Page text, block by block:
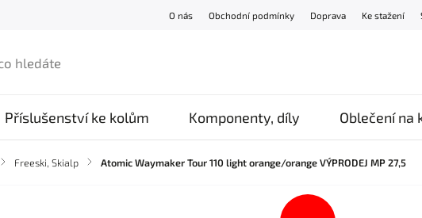
O nás Obchodní podmínky Doprava Ke stažení
Příslušenství ke kolům Komponenty, díly Oblečení na
/ Freeski, Skialp / Atomic Waymaker Tour 110 light orange/orange VÝPRODEJ MP 27,5